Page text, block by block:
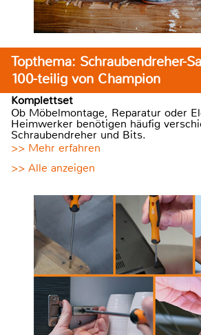
Topthema: Schraubendreher-
100-teilig von Champion
Komplettset
Ob Möbelmontage, Reparatur oder
Heimwerker benötigen häufig
Schraubendreher und Bits.
>> Mehr erfahren
>> Alle anzeigen